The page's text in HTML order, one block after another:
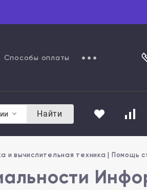
Способы оплаты
Найти
и вычислительная техника | Помощь